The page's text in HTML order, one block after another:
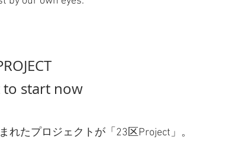
to start now
れたプロジェクトが「23区Project」。